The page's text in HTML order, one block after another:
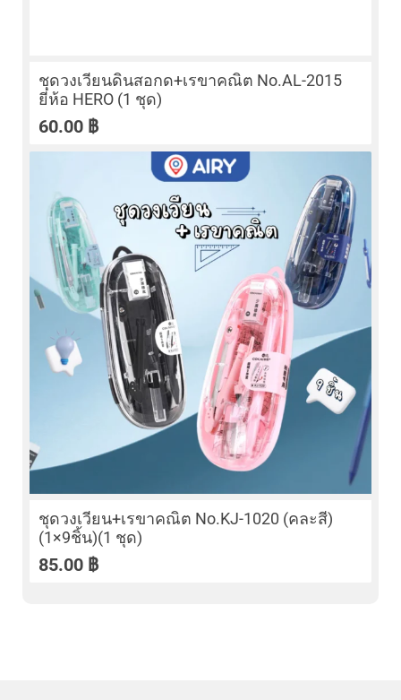
ชุดวงเวียนดินสอกด+เรขาคณิต No.AL-2015
ยี่ห้อ HERO (1 ชุด)
60.00 ฿
ชุดวงเวียน+เรขาคณิต No.KJ-1020 (คละสี)
(1×9ชิ้น)(1 ชุด)
85.00 ฿